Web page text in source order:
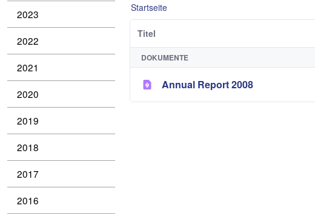
2023
2022
2021
2020
2019
2018
2017
2016
Startseite
Titel
DOKUMENTE
Annual Report 2008